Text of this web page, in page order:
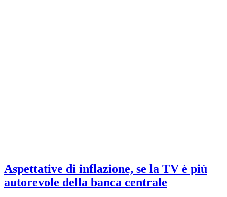
Aspettative di inflazione, se la TV è più
autorevole della banca centrale